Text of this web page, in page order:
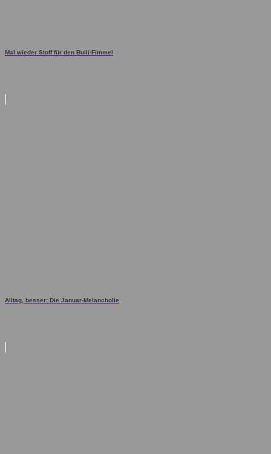
Mal wieder Stoff für den Bulli-Fimmel
Alltag, besser: Die Januar-Melancholie